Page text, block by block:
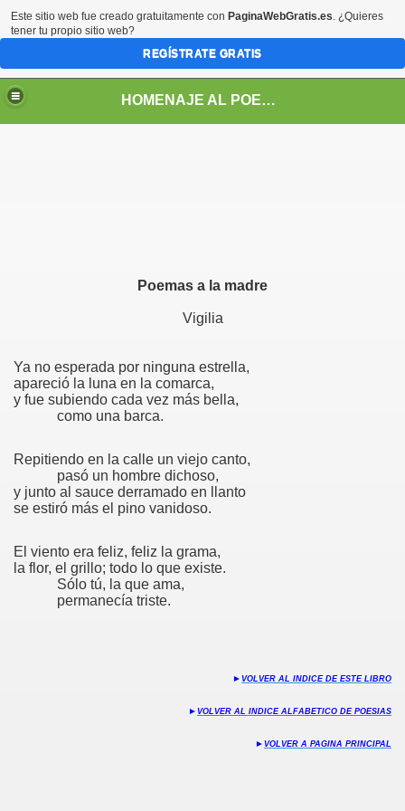
HOMENAJE AL POETA ARGENTINO JOSE PEDRONI
Poemas a la madre
Vigilia
Ya no esperada por ninguna estrella,
apareció la luna en la comarca,
y fue subiendo cada vez más bella,
como una barca.
Repitiendo en la calle un viejo canto,
pasó un hombre dichoso,
y junto al sauce derramado en llanto
se estiró más el pino vanidoso.
El viento era feliz, feliz la grama,
la flor, el grillo; todo lo que existe.
Sólo tú, la que ama,
permanecía triste.
► VOLVER AL INDICE DE ESTE LIBRO
► VOLVER AL INDICE ALFABETICO DE POESIAS
► VOLVER A PAGINA PRINCIPAL
DE JOSE PEDRONI
Este sitio web fue creado gratuitamente con PaginaWebGratis.es. ¿Quieres
tener tu propio sitio web?
REGÍSTRATE GRATIS